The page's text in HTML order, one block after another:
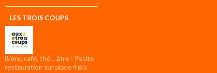
LES TROIS COUPS
Bière, café, thé …âtre ! Petite
restauration sur place 4 Bis